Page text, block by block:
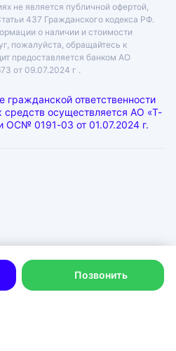
Позвонить
не является публичной офертой,
437 Гражданского кодекса РФ.
о наличии и стоимости
пожалуйста, обращайтесь к
предоставляется банком АО
от 09.07.2024 г .
гражданской ответственности
средств осуществляется АО «Т-
ОС№ 0191-03 от 01.07.2024 г.